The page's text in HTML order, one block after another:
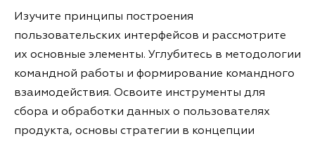
Изучите принципы построения
пользовательских интерфейсов и рассмотрите
их основные элементы. Углубитесь в методологии
командной работы и формирование командного
взаимодействия. Освоите инструменты для
сбора и обработки данных о пользователях
продукта, основы стратегии в концепции